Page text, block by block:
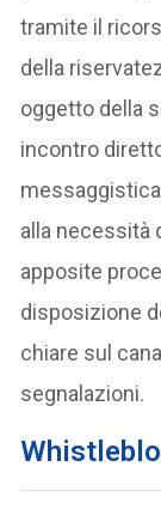
tramite il
della
oggetto della
incontro
alla necessità
apposite
disposizione
chiare sul
segnalazioni.